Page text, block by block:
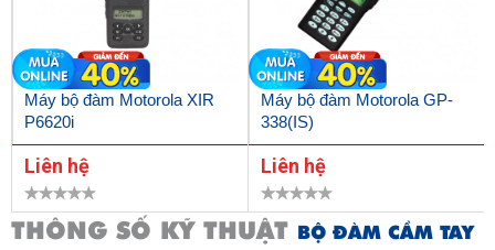
Máy bộ đàm Motorola XIR
P6620i
Liên hệ
Máy bộ đàm Motorola GP-
338(IS)
Liên hệ
THÔNG SỐ KỸ THUẬT BỘ ĐÀM CẦM TAY